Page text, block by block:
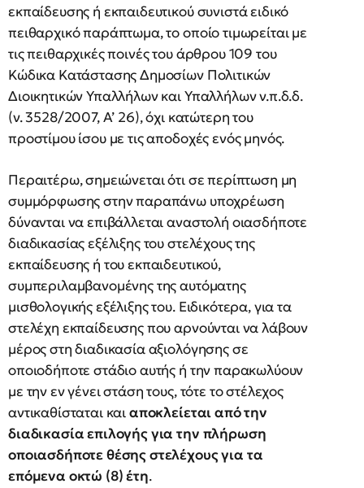
εκπαίδευσης ή εκπαιδευτικού συνιστά ειδικό
πειθαρχικό παράπτωμα, το οποίο τιμωρείται με
τις πειθαρχικές ποινές του άρθρου 109 του
Κώδικα Κατάστασης Δημοσίων Πολιτικών
Διοικητικών Υπαλλήλων και Υπαλλήλων ν.π.δ.δ.
(ν. 3528/2007, Α’ 26), όχι κατώτερη του
προστίμου ίσου με τις αποδοχές ενός μηνός.
Περαιτέρω, σημειώνεται ότι σε περίπτωση μη
συμμόρφωσης στην παραπάνω υποχρέωση
δύνανται να επιβάλλεται αναστολή οιασδήποτε
διαδικασίας εξέλιξης του στελέχους της
εκπαίδευσης ή του εκπαιδευτικού,
συμπεριλαμβανομένης της αυτόματης
μισθολογικής εξέλιξης του. Ειδικότερα, για τα
στελέχη εκπαίδευσης που αρνούνται να λάβουν
μέρος στη διαδικασία αξιολόγησης σε
οποιοδήποτε στάδιο αυτής ή την παρακωλύουν
με την εν γένει στάση τους, τότε το στέλεχος
αντικαθίσταται καιαποκλείεται από την
διαδικασία επιλογής για την πλήρωση
οποιασδήποτε θέσης στελέχους για τα
επόμενα οκτώ (8) έτη.